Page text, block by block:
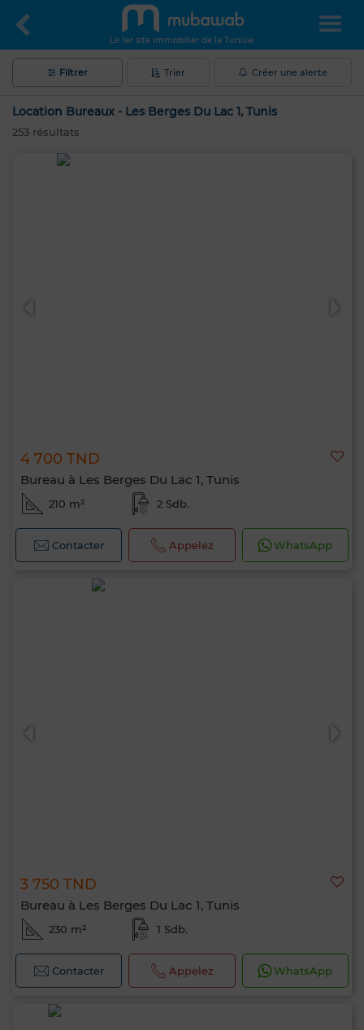
Le 1er site immobilier de la Tunisie
Filtrer Trier Créer une alerte
Location Bureaux - Les Berges Du Lac 1, Tunis
253 résultats
4 700 TND
Bureau à Les Berges Du Lac 1, Tunis
210 m² 2 Sdb.
Contacter Appelez WhatsApp
3 750 TND
Bureau à Les Berges Du Lac 1, Tunis
230 m² 1 Sdb.
Contacter Appelez WhatsApp